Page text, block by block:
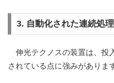
3. 自動化された連続処
伸光テクノスの装置は、投
されている点に強みがありま